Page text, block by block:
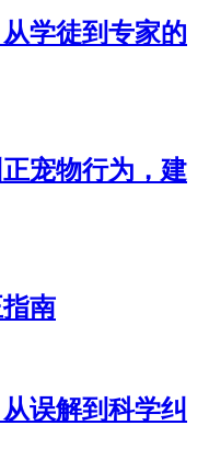
学徒到专家的
宠物行为，建
南
误解到科学纠